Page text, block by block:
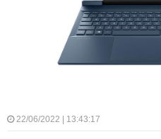
22/06/2022 | 13:43:17